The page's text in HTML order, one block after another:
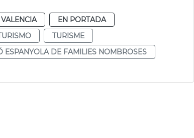
VALENCIA
EN PORTADA
TURISME
ESPANYOLA DE FAMILIES NOMBROSES